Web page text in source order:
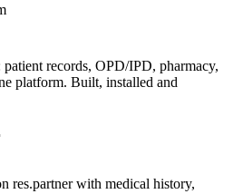
records, OPD/IPD, pharmacy,
platform. Built, installed and
res.partner with medical history,